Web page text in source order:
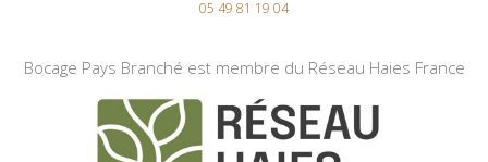
05 49 81 19 04
Bocage Pays Branché est membre du Réseau Haies France